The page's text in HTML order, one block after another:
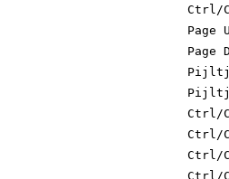
Ctrl/
Page
Page
Ctrl/
Ctrl/
Ctrl/
Ctrl/